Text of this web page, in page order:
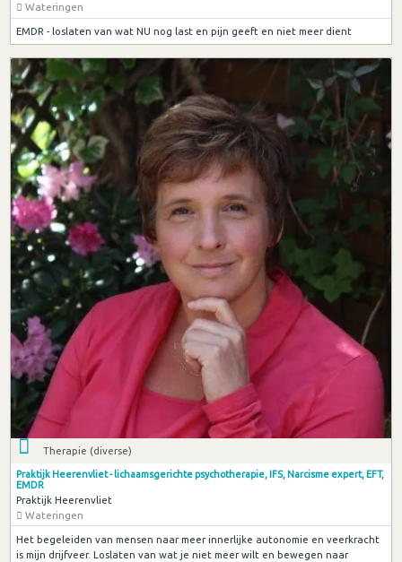
Wateringen
EMDR - loslaten van wat NU nog last en pijn geeft en niet meer dient
Therapie (diverse)
Praktijk Heerenvliet - lichaamsgerichte psychotherapie, IFS, Narcisme expert, EFT,
EMDR
Praktijk Heerenvliet
Wateringen
Het begeleiden van mensen naar meer innerlijke autonomie en veerkracht
is mijn drijfveer. Loslaten van wat je niet meer wilt en bewegen naar